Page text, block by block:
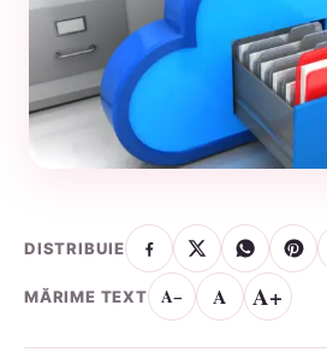
DISTRIBUIE
MĂRIME TEXT A− A A+